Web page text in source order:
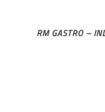
RM GASTRO –